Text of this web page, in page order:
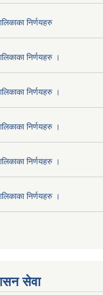
निर्णयहरु
निर्णयहरु ।
निर्णयहरु ।
निर्णयहरु ।
निर्णयहरु ।
निर्णयहरु ।
सेवा